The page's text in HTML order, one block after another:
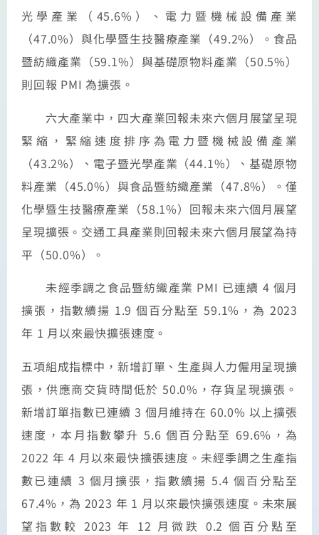
光學產業（45.6%）、電力暨機械設備產業
（47.0%）與化學暨生技醫療產業（49.2%）。食品
暨紡織產業（59.1%）與基礎原物料產業（50.5%）
則回報 PMI 為擴張。
六大產業中，四大產業回報未來六個月展望呈現
緊縮，緊縮速度排序為電力暨機械設備產業
（43.2%）、電子暨光學產業（44.1%）、基礎原物
料產業（45.0%）與食品暨紡織產業（47.8%）。僅
化學暨生技醫療產業（58.1%）回報未來六個月展望
呈現擴張。交通工具產業則回報未來六個月展望為持
平（50.0%）。
未經季調之食品暨紡織產業 PMI 已連續 4 個月
擴張，指數續揚 1.9 個百分點至 59.1%，為 2023
年 1 月以來最快擴張速度。
五項組成指標中，新增訂單、生產與人力僱用呈現擴
張，供應商交貨時間低於 50.0%，存貨呈現擴張。
新增訂單指數已連續 3 個月維持在 60.0% 以上擴張
速度，本月指數攀升 5.6 個百分點至 69.6%，為
2022 年 4 月以來最快擴張速度。未經季調之生產指
數已連續 3 個月擴張，指數續揚 5.4 個百分點至
67.4%，為 2023 年 1 月以來最快擴張速度。未來展
望指數較 2023 年 12 月微跌 0.2 個百分點至